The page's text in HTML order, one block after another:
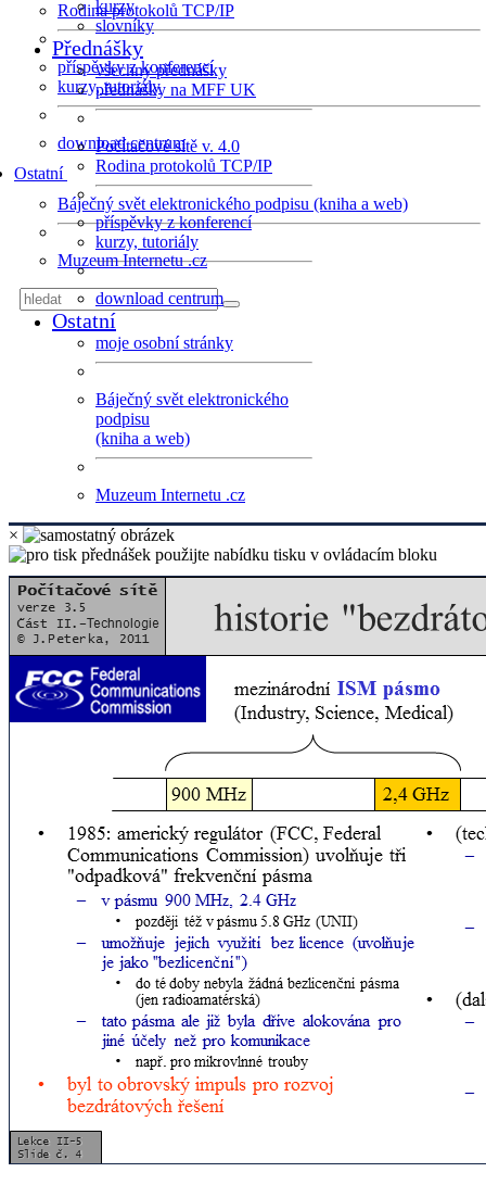
Rodina protokolů TCP/IP
příspěvky z konferencí
kurzy, tutoriály
download centrum
Ostatní
Báječný svět elektronického podpisu (kniha a web)
Muzeum Internetu .cz
kurzy
slovníky
Přednášky
všechny přednášky
přednášky na MFF UK
Počítačové sítě v. 4.0
Rodina protokolů TCP/IP
příspěvky z konferencí
kurzy, tutoriály
download centrum
Ostatní
moje osobní stránky
Báječný svět elektronického
podpisu
(kniha a web)
Muzeum Internetu .cz
×